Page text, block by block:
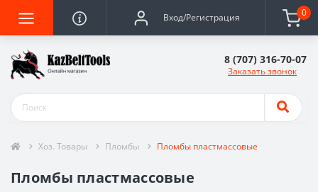
Вход/Регистрация 0
8 (707) 316-70-07
Заказать звонок
Хоз. Товары Пломбы Пломбы пластмассовые
Пломбы пластмассовые